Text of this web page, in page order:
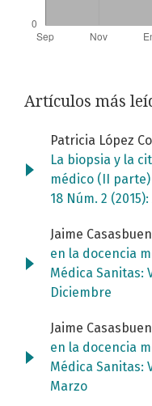
Artículos más
Patricia López
La biopsia y la
médico (II parte)
18 Núm. 2
Jaime
en la docencia
Médica Sanitas:
Diciembre
Jaime
en la docencia
Médica Sanitas:
Marzo